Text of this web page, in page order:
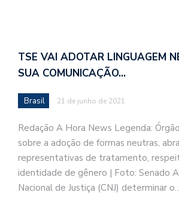
TSE VAI ADOTAR LINGUAGEM
SUA COMUNICAÇÃO…
Brasil 21 de junho de 2021
Redação A Hora News Legenda:
sobre a adoção de formas neutras,
representativas de tratamento,
identidade de gênero | Foto: Senado
Nacional de Justiça (CNJ) determinar